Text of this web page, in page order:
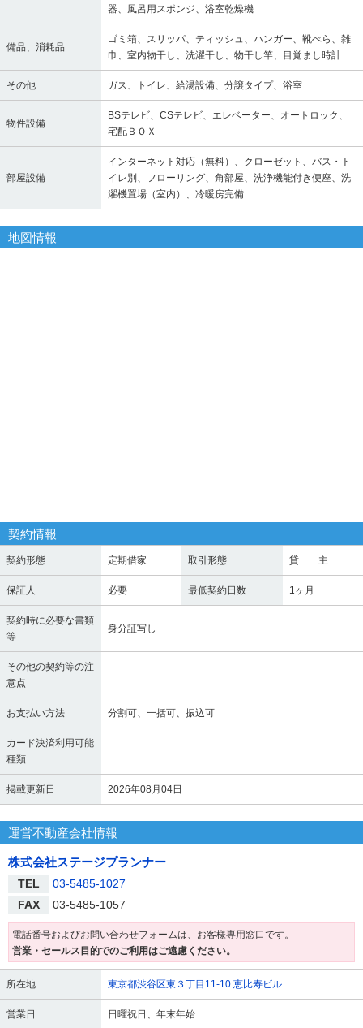
器、風呂用スポンジ、浴室乾燥機
備品、消耗品
ゴミ箱、スリッパ、ティッシュ、ハンガー、靴べら、雑
巾、室内物干し、洗濯干し、物干し竿、目覚まし時計
その他 ガス、トイレ、給湯設備、分譲タイプ、浴室
物件設備
BSテレビ、CSテレビ、エレベーター、オートロック、
宅配ＢＯＸ
部屋設備
インターネット対応（無料）、クローゼット、バス・ト
イレ別、フローリング、角部屋、洗浄機能付き便座、洗
濯機置場（室内）、冷暖房完備
地図情報
契約情報
契約形態 定期借家 取引形態 貸 主
保証人 必要 最低契約日数 1ヶ月
契約時に必要な書類
等
身分証写し
その他の契約等の注
意点
お支払い方法 分割可、一括可、振込可
カード決済利用可能
種類
掲載更新日 2026年08月04日
運営不動産会社情報
株式会社ステージプランナー
TEL
03-5485-1027
FAX
03-5485-1057
電話番号およびお問い合わせフォームは、お客様専用窓口です。
営業・セールス目的でのご利用はご遠慮ください。
所在地 東京都渋谷区東３丁目11-10 恵比寿ビル
営業日 日曜祝日、年末年始